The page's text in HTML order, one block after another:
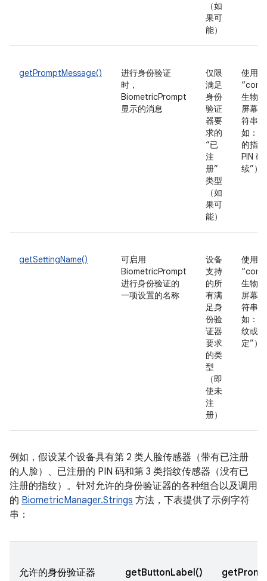
（如
果可
能）
getPromptMessage()
进行身份验证
时，
BiometricPrompt
显示的消息
仅限
满足
身份
验证
器要
求的
“已
注
册”
类型
（如
果可
能）
使用
生物
屏幕
符串
如：“
的指
PIN 码
续”）
getSettingName()
可启用
BiometricPrompt
进行身份验证的
一项设置的名称
设备
支持
的所
有满
足身
份验
证器
要求
的类
型
（即
使未
注
册）
使用
生物
屏幕
符串
如：“
纹或
定”）
例如，假设某个设备具有第 2 类人脸传感器（带有已注册
的人脸）、已注册的 PIN 码和第 3 类指纹传感器（没有已
注册的指纹）。 针对允许的身份验证器的各种组合以及调用
的 BiometricManager.Strings 方法，下表提供了示例字符
串：
允许的身份验证器 getButtonLabel()